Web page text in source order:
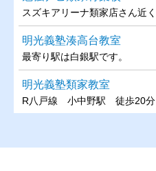
スズキアリーナ類家店さん近く
明光義塾湊高台教室
最寄り駅は白銀駅です。
明光義塾類家教室
R八戸線 小中野駅 徒歩20分
長苗代駅から徒歩20分